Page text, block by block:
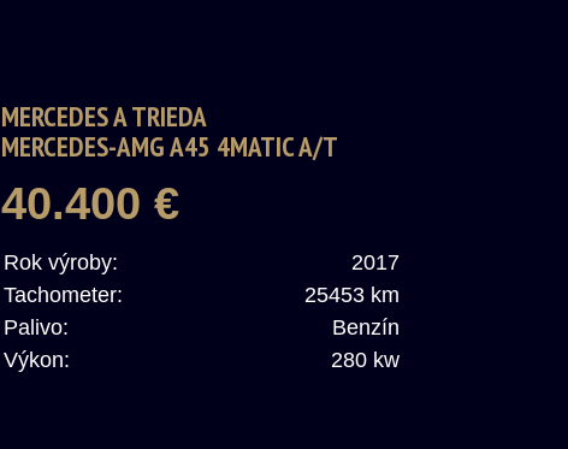
MERCEDES A TRIEDA
MERCEDES-AMG A45 4MATIC A/T
40.400 €
Rok výroby:
2017
Tachometer:
25453 km
Palivo:
Benzín
Výkon:
280 kw